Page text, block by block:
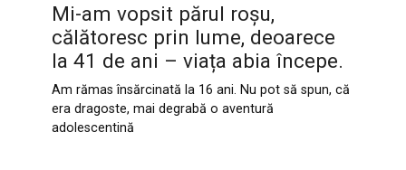
Mi-am vopsit părul roșu,
călătoresc prin lume, deoarece
la 41 de ani – viața abia începe.
Am rămas însărcinată la 16 ani. Nu pot să spun, că
era dragoste, mai degrabă o aventură
adolescentină